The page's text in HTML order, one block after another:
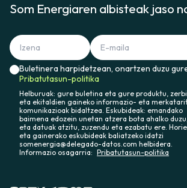
Som Energiaren albisteak jaso
Buletinera harpidetzean, onartzen duzu
Pribatutasun-politika
Helburuak: gure buletina eta gure produktu,
eta ekitaldien gaineko informazio- eta
komunikazioak bidaltzea. Eskubideak: emandako
baimena edozein unetan atzera bota ahalko
eta datuak atzitu, zuzendu eta ezabatu ere.
eta gainerako eskubideak baliatzeko idatzi
somenergia@delegado-datos.com helbidera.
Informazio osagarria: Pribatutasun-politika